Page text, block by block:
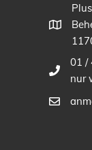
01 /
nur